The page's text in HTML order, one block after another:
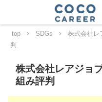
top SDGs
株式会社レ
判
株式会社レアジョ
組み評判